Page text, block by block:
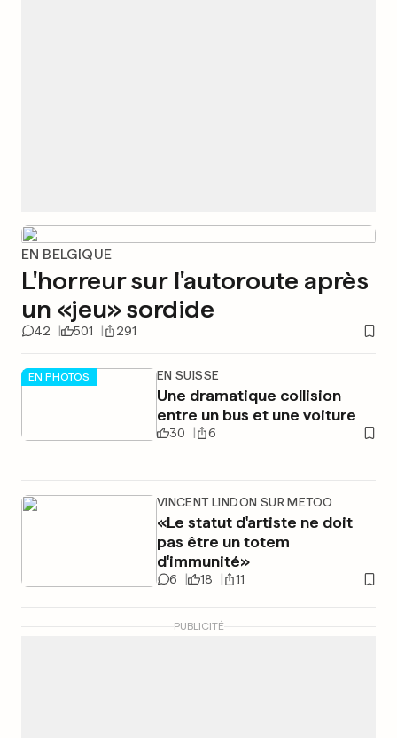
EN BELGIQUE
L'horreur sur l'autoroute après
un «jeu» sordide
42 501 291
EN PHOTOS EN SUISSE
Une dramatique collision
entre un bus et une voiture
30 6
VINCENT LINDON SUR METOO
«Le statut d'artiste ne doit
pas être un totem
d'immunité»
6 18 11
PUBLICITÉ